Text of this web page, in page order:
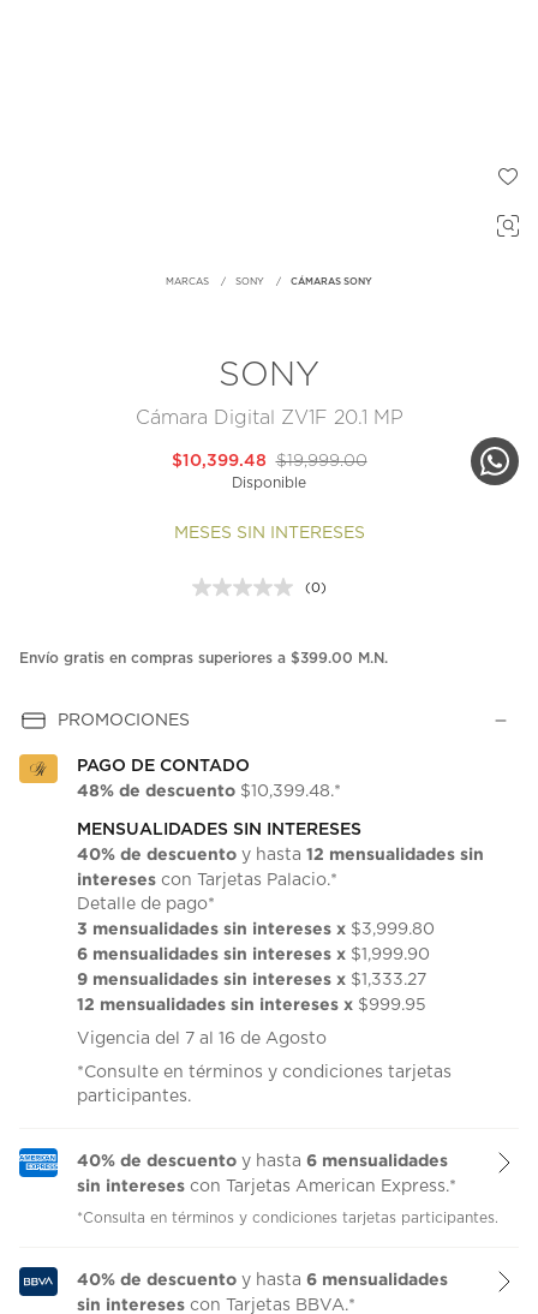
MARCAS SONY CÁMARAS SONY
SONY
Cámara Digital ZV1F 20.1 MP
$19,999.00
$10,399.48
Disponible
MESES SIN INTERESES
Sin
en
(0)
Envío gratis en compras superiores a $399.00 M.N.
PROMOCIONES
PAGO DE CONTADO
48% de descuento $10,399.48.*
MENSUALIDADES SIN INTERESES
40% de descuento y hasta 12 mensualidades sin
intereses con Tarjetas Palacio.*
Detalle de pago*
3 mensualidades sin intereses x $3,999.80
6 mensualidades sin intereses x $1,999.90
9 mensualidades sin intereses x $1,333.27
12 mensualidades sin intereses x $999.95
Vigencia del 7 al 16 de Agosto
*Consulte en términos y condiciones tarjetas
participantes.
40% de descuento y hasta 6 mensualidades
sin intereses con Tarjetas American Express.*
*Consulta en términos y condiciones tarjetas participantes.
40% de descuento y hasta 6 mensualidades
sin intereses con Tarjetas BBVA.*